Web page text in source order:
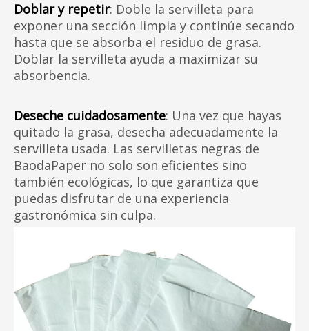
Doblar y repetir: Doble la servilleta para
exponer una sección limpia y continúe secando
hasta que se absorba el residuo de grasa.
Doblar la servilleta ayuda a maximizar su
absorbencia.
Deseche cuidadosamente: Una vez que hayas
quitado la grasa, desecha adecuadamente la
servilleta usada. Las servilletas negras de
BaodaPaper no solo son eficientes sino
también ecológicas, lo que garantiza que
puedas disfrutar de una experiencia
gastronómica sin culpa.